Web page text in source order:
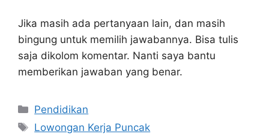
Jika masih ada pertanyaan lain, dan masih
bingung untuk memilih jawabannya. Bisa tulis
saja dikolom komentar. Nanti saya bantu
memberikan jawaban yang benar.
Kategori
Pendidikan
Tag
Lowongan Kerja Puncak